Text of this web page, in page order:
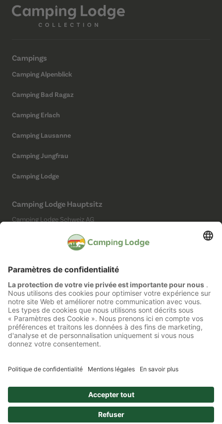
Campings
Camping Alpenblick
Camping Bad Ragaz
Camping Erlach
Camping Lausanne
Camping Jungfrau
Camping Lodge
Camping Lodge Hauptsitz
Camping Lodge Schweiz AG
Réseaux sociaux
Mentions légales
Configuration des cookies
Copyright © 2026 Tous droits réservés.